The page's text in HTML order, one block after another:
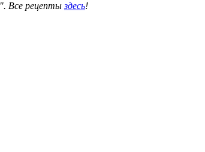
". Все рецептыздесь!